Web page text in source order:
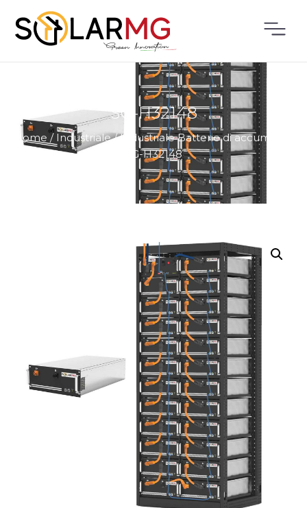
SG-H32148
Home / Industriale/Industriale Batterie di accumulo
SG-H32148